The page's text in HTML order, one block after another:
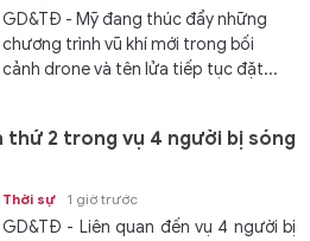
GD&TĐ - Mỹ đang thúc đẩy những
chương trình vũ khí mới trong bối
cảnh drone và tên lửa tiếp tục đặt...
thứ 2 trong vụ 4 người bị sóng
Thời sự 1 giờ trước
GD&TĐ - Liên quan đến vụ 4 người bị